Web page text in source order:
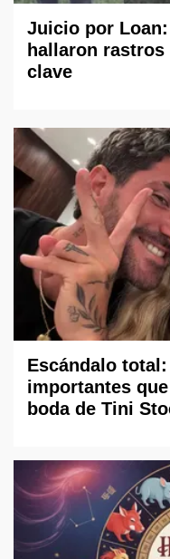
Juicio por
hallaron
clave
Escándalo
importantes
boda de Tini